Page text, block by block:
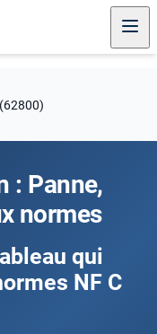
: Panne,
normes
qui
NF C